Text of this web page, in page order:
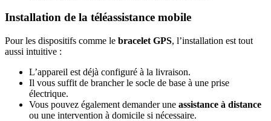
Installation de la téléassistance mobile
Pour les dispositifs comme le bracelet GPS, l’installation est tout
aussi intuitive :
L’appareil est déjà configuré à la livraison.
Il vous suffit de brancher le socle de base à une prise
électrique.
Vous pouvez également demander une assistance à distance
ou une intervention à domicile si nécessaire.